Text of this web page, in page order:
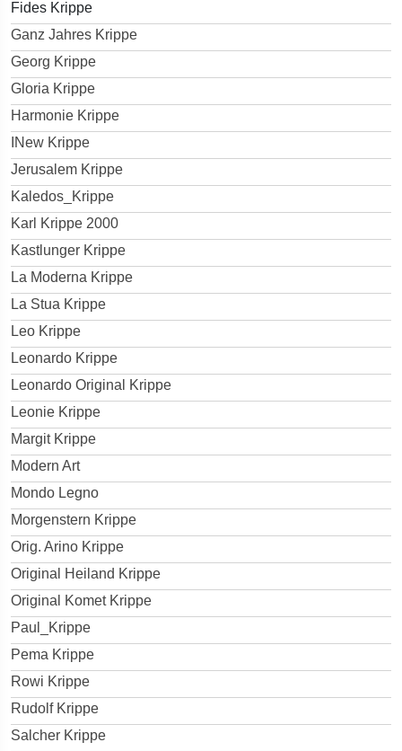
Fides Krippe
Ganz Jahres Krippe
Georg Krippe
Gloria Krippe
Harmonie Krippe
INew Krippe
Jerusalem Krippe
Kaledos_Krippe
Karl Krippe 2000
Kastlunger Krippe
La Moderna Krippe
La Stua Krippe
Leo Krippe
Leonardo Krippe
Leonardo Original Krippe
Leonie Krippe
Margit Krippe
Modern Art
Mondo Legno
Morgenstern Krippe
Orig. Arino Krippe
Original Heiland Krippe
Original Komet Krippe
Paul_Krippe
Pema Krippe
Rowi Krippe
Rudolf Krippe
Salcher Krippe